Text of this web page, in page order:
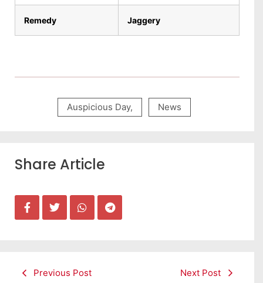
Remedy Jaggery
Auspicious Day, News
Share Article
Previous Post Next Post